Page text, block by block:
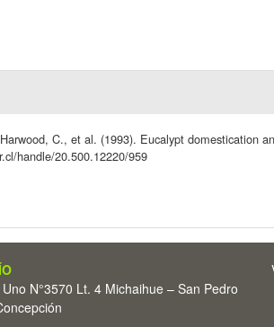
C., et al. (1993). Eucalypt domestication
handle/20.500.12220/959
N°3570 Lt. 4 Michaihue – San Pedro